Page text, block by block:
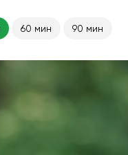
60 мин 90 мин